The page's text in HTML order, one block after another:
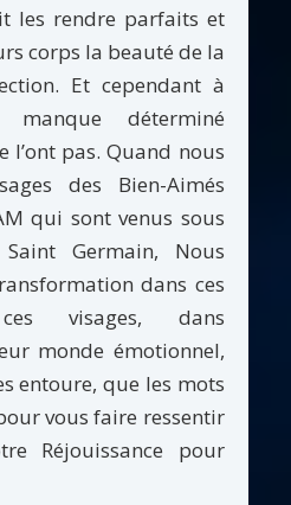
les rendre parfaits et
corps la beauté de la
Et cependant à
déterminé
l’ont pas. Quand nous
des Bien-Aimés
qui sont venus sous
Germain, Nous
dans ces
visages, dans
monde émotionnel,
entoure, que les mots
vous faire ressentir
Réjouissance pour